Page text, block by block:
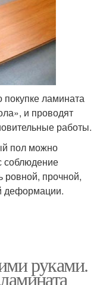
ламината
и проводят
работы.
пол можно
соблюдение
ровной, прочной,
деформации.
руками.